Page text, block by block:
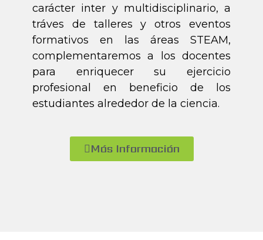
carácter inter y multidisciplinario, a
tráves de talleres y otros eventos
formativos en las áreas STEAM,
complementaremos a los docentes
para enriquecer su ejercicio
profesional en beneficio de los
estudiantes alrededor de la ciencia.
Más Información